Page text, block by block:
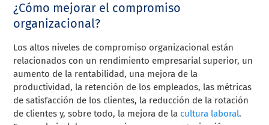
¿Cómo mejorar el compromiso
organizacional?
Los altos niveles de compromiso organizacional están
relacionados con un rendimiento empresarial superior, un
aumento de la rentabilidad, una mejora de la
productividad, la retención de los empleados, las métricas
de satisfacción de los clientes, la reducción de la rotación
de clientes y, sobre todo, la mejora de la cultura laboral.